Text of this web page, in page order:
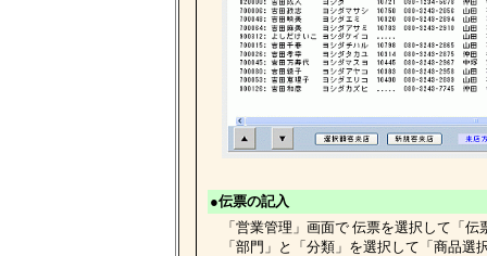
●伝票の記入
「営業管理」画面で 伝票を選択して「伝
「部門」と「分類」を選択して「商品選